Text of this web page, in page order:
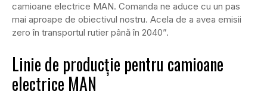
camioane electrice MAN. Comanda ne aduce cu un pas
mai aproape de obiectivul nostru. Acela de a avea emisii
zero în transportul rutier până în 2040”.
Linie de producție pentru camioane
electrice MAN